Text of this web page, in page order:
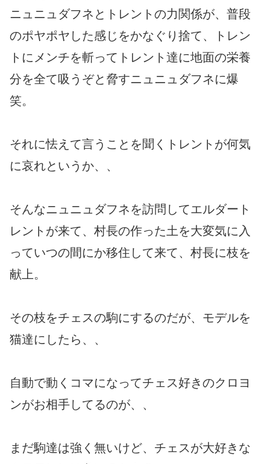
ニュニュダフネとトレントの力関係が、普段
のポヤポヤした感じをかなぐり捨て、トレン
トにメンチを斬ってトレント達に地面の栄養
分を全て吸うぞと脅すニュニュダフネに爆
笑。
それに怯えて言うことを聞くトレントが何気
に哀れというか、、
そんなニュニュダフネを訪問してエルダート
レントが来て、村長の作った土を大変気に入
っていつの間にか移住して来て、村長に枝を
献上。
その枝をチェスの駒にするのだが、モデルを
猫達にしたら、、
自動で動くコマになってチェス好きのクロヨ
ンがお相手してるのが、、
まだ駒達は強く無いけど、チェスが大好きな